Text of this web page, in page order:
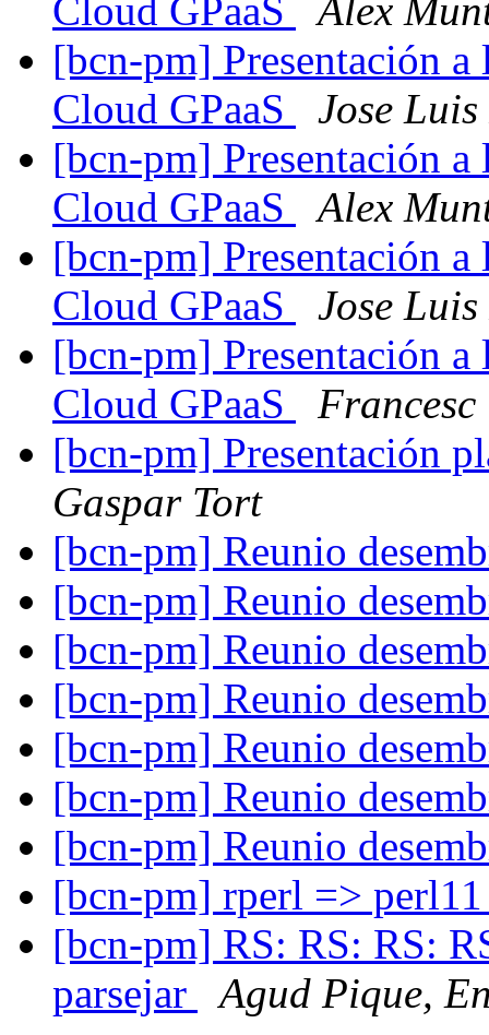
Cloud GPaaS
Alex
[bcn-pm] Presentación
Cloud GPaaS
Jose
[bcn-pm] Presentación
Cloud GPaaS
Alex
[bcn-pm] Presentación
Cloud GPaaS
Jose
[bcn-pm] Presentación
Cloud GPaaS
Francesc
[bcn-pm] Presentación
Gaspar Tort
[bcn-pm] Reunio
[bcn-pm] Reunio
[bcn-pm] Reunio
[bcn-pm] Reunio
[bcn-pm] Reunio
[bcn-pm] Reunio
[bcn-pm] Reunio
[bcn-pm] rperl =>
[bcn-pm] RS: RS: RS:
parsejar
Agud Pique,